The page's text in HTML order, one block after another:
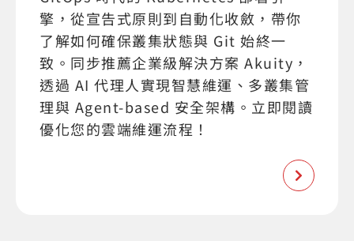
擎，從宣告式原則到自動化收斂，帶你
了解如何確保叢集狀態與 Git 始終一
致。同步推薦企業級解決方案 Akuity，
透過 AI 代理人實現智慧維運、多叢集管
理與 Agent-based 安全架構。立即閱讀
優化您的雲端維運流程！